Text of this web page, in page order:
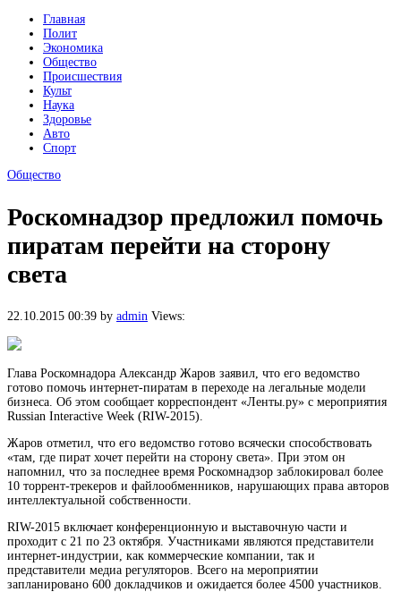
Главная
Полит
Экономика
Общество
Происшествия
Культ
Наука
Здоровье
Авто
Спорт
Общество
Роскомнадзор предложил помочь
пиратам перейти на сторону
света
22.10.2015 00:39 by admin Views:
Глава Роскомнадора Александр Жаров заявил, что его ведомство
готово помочь интернет-пиратам в переходе на легальные модели
бизнеса. Об этом сообщает корреспондент «Ленты.ру» с мероприятия
Russian Interactive Week (RIW-2015).
Жаров отметил, что его ведомство готово всячески способствовать
«там, где пират хочет перейти на сторону света». При этом он
напомнил, что за последнее время Роскомнадзор заблокировал более
10 торрент-трекеров и файлообменников, нарушающих права авторов
интеллектуальной собственности.
RIW-2015 включает конференционную и выставочную части и
проходит с 21 по 23 октября. Участниками являются представители
интернет-индустрии, как коммерческие компании, так и
представители медиа регуляторов. Всего на мероприятии
запланировано 600 докладчиков и ожидается более 4500 участников.